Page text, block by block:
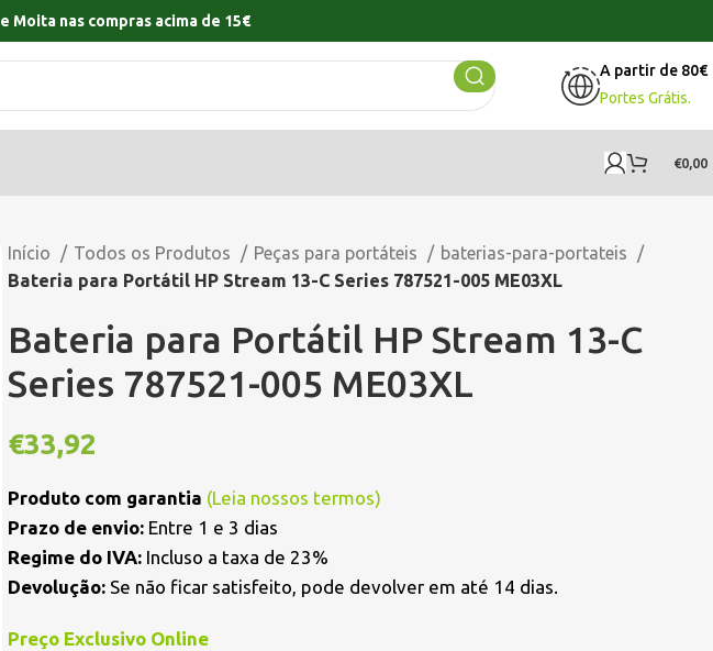
e Moita nas compras acima de 15€
A partir de 80€
Portes Grátis.
€0,00
Início Todos os Produtos Peças para portáteis
baterias-para-portateis
Bateria para Portátil HP Stream 13-C Series 787521-005 ME03XL
Bateria para Portátil HP Stream 13-C
Series 787521-005 ME03XL
€33,92
Produto com garantia (Leia nossos termos)
Prazo de envio: Entre 1 e 3 dias
Regime do IVA: Incluso a taxa de 23%
Devolução: Se não ficar satisfeito, pode devolver em até 14 dias.
Preço Exclusivo Online